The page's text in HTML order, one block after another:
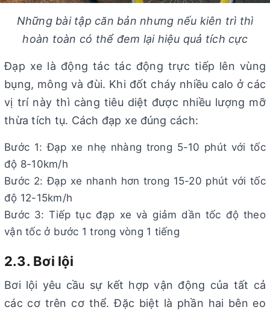
Những bài tập căn bản nhưng nếu kiên trì thì
hoàn toàn có thể đem lại hiệu quả tích cực
Đạp xe là động tác tác động trực tiếp lên vùng
bụng, mông và đùi. Khi đốt cháy nhiều calo ở các
vị trí này thì càng tiêu diệt được nhiều lượng mỡ
thừa tích tụ. Cách đạp xe đúng cách:
Bước 1: Đạp xe nhẹ nhàng trong 5-10 phút với tốc
độ 8-10km/h
Bước 2: Đạp xe nhanh hơn trong 15-20 phút với tốc
độ 12-15km/h
Bước 3: Tiếp tục đạp xe và giảm dần tốc độ theo
vận tốc ở bước 1 trong vòng 1 tiếng
2.3. Bơi lội
Bơi lội yêu cầu sự kết hợp vận động của tất cả
các cơ trên cơ thể. Đặc biệt là phần hai bên eo